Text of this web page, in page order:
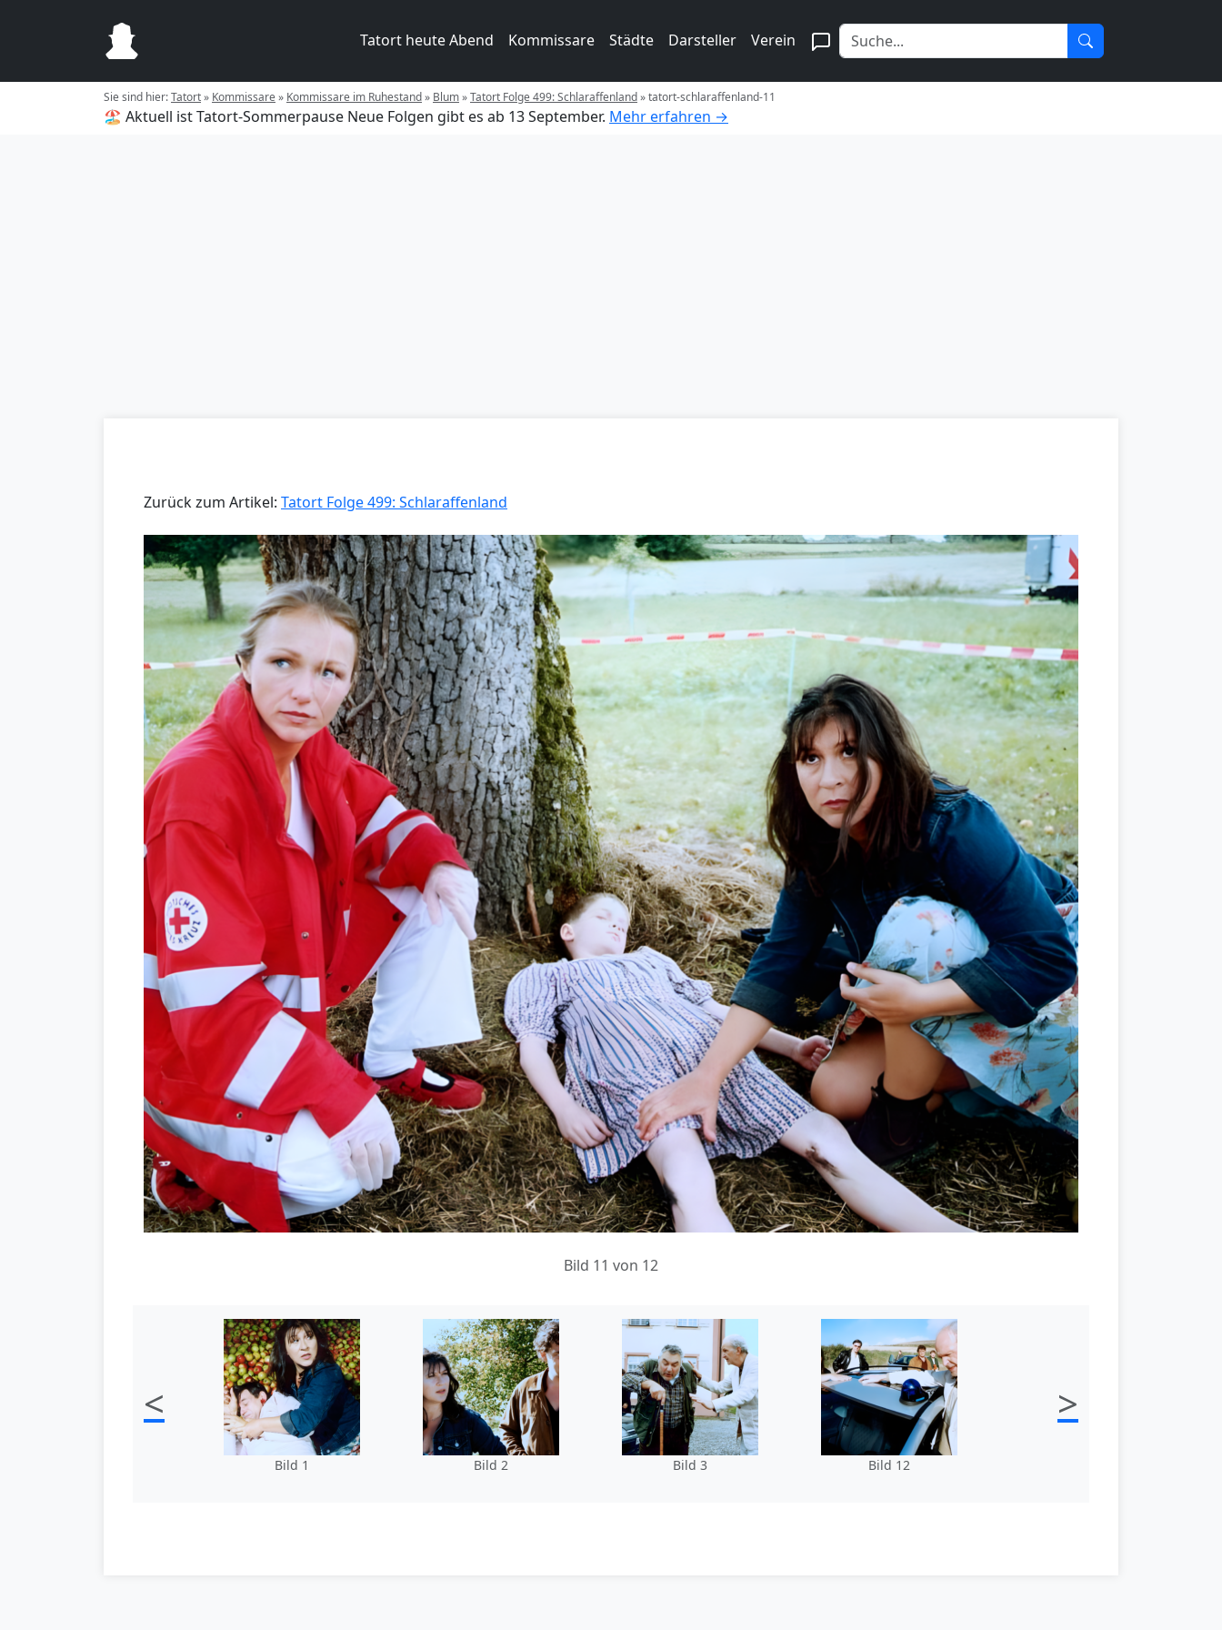
Tatort heute Abend Kommissare Städte Darsteller Verein
Sie sind hier:Tatort» Kommissare» Kommissare im Ruhestand» Blum»Tatort Folge 499: Schlaraffenland»tatort-schlaraffenland-11
🏖️ Aktuell ist Tatort-Sommerpause Neue Folgen gibt es ab 13 September. Mehr erfahren →
Zurück zum Artikel: Tatort Folge 499: Schlaraffenland
Bild 11 von 12
<
Bild 1 Bild 2 Bild 3 Bild 12
>